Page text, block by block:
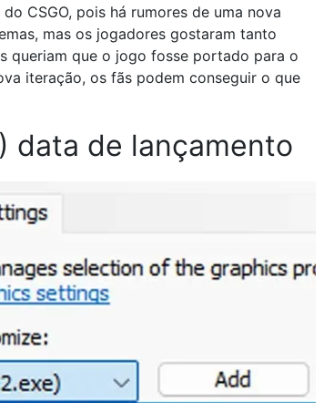
CSGO, pois há rumores de uma nova
mas os jogadores gostaram tanto
queriam que o jogo fosse portado para o
iteração, os fãs podem conseguir o que
data de lançamento